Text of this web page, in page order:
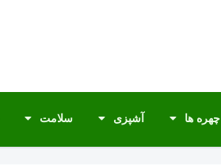
چهره ها آشپزی سلامت